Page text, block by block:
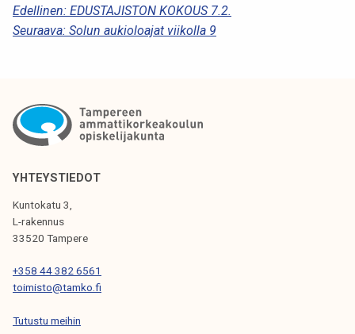
A
R
K
K
E
L
I
E
N
S
E
Edellinen: EDUSTAJISTON KOKOUS 7.2.
Seuraava: Solun aukioloajat viikolla 9
YHTEYSTIEDOT
Kuntokatu 3,
L-rakennus
33520 Tampere
+358 44 382 6561
toimisto@tamko.fi
Tutustu meihin